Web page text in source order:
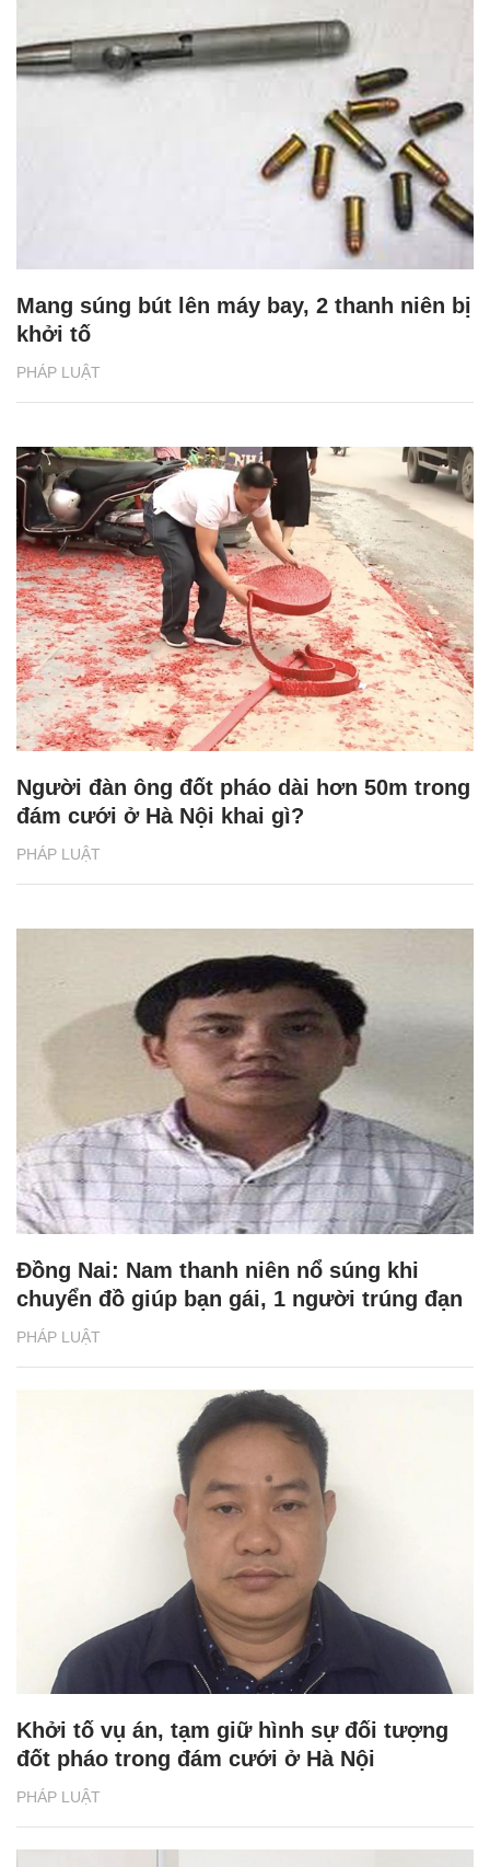
PHÁP LUẬT
Mang súng bút lên máy bay, 2 thanh niên bị
khởi tố
PHÁP LUẬT
Người đàn ông đốt pháo dài hơn 50m trong
đám cưới ở Hà Nội khai gì?
PHÁP LUẬT
Đồng Nai: Nam thanh niên nổ súng khi
chuyển đồ giúp bạn gái, 1 người trúng đạn
PHÁP LUẬT
Khởi tố vụ án, tạm giữ hình sự đối tượng
đốt pháo trong đám cưới ở Hà Nội